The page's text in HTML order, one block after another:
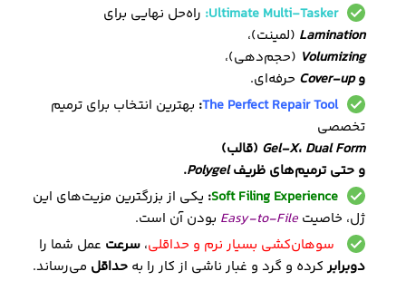
Ultimate Multi-Tasker: راه‌حل نهایی برای
Lamination (لمینت)،
Volumizing (حجم‌دهی)،
وCover-up حرفه‌ای.
The Perfect Repair Tool
: بهترین انتخاب برای ترمیم
تخصصی
Gel-X، Dual Form
(قالب)
و حتی ترمیم‌های ظریفPolygel
.
Soft Filing Experience
: یکی از بزرگترین مزیت‌های این
ژل، خاصیت Easy-to-File بودن آن است.
سوهان‌کشی بسیار نرم و حداقلی، سرعت عمل شما را
دوبرابرکرده و گرد و غبار ناشی از کار را به حداقل می‌رساند.